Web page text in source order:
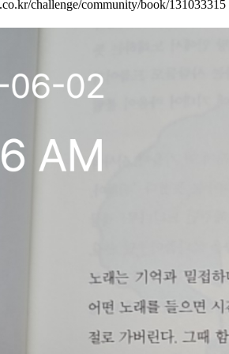
challenge/community/book/131033315